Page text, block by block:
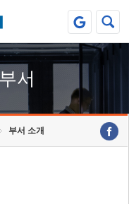
서
부서 소개